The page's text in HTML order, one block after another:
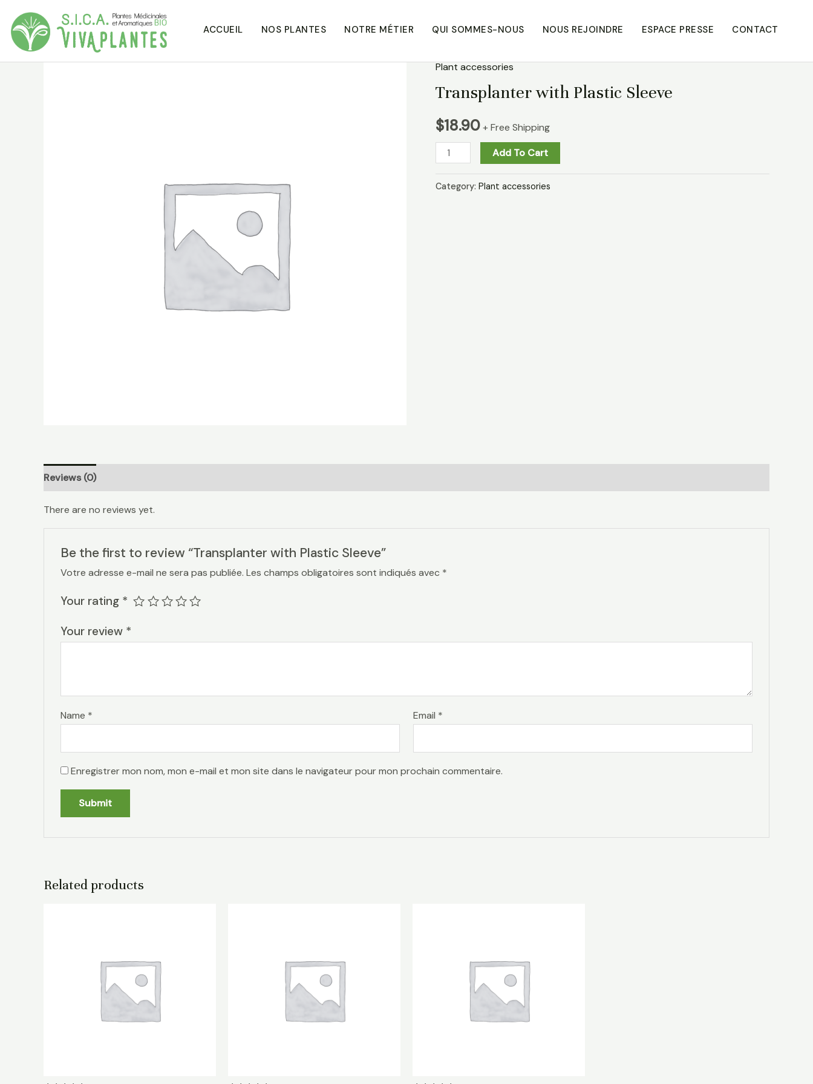
ACCUEIL NOS PLANTES NOTRE MÉTIER QUI SOMMES-NOUS NOUS REJOINDRE ESPACE PRESSE CONTACT
Plant accessories
Transplanter with Plastic Sleeve
$18.90+ Free Shipping
Add To Cart
Category: Plant accessories
Reviews (0)
There are no reviews yet.
Be the first to review “Transplanter with Plastic Sleeve”
Votre adresse e-mail ne sera pas publiée. Les champs obligatoires sont indiqués avec *
Your rating *
Your review *
Name * Email *
Enregistrer mon nom, mon e-mail et mon site dans le navigateur pour mon prochain commentaire.
Related products